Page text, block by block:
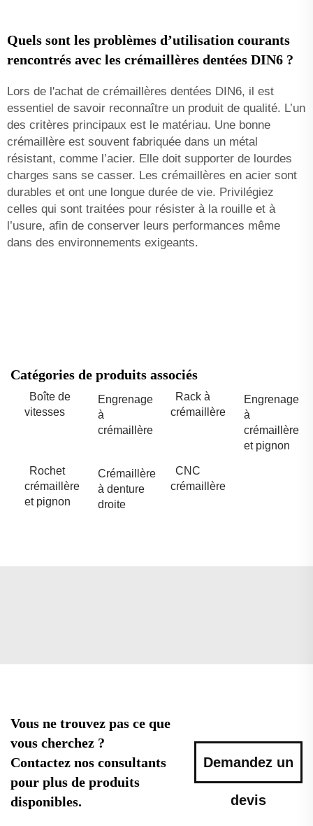
Quels sont les problèmes d’utilisation courants
rencontrés avec les crémaillères dentées DIN6 ?
Lors de l'achat de crémaillères dentées DIN6, il est
essentiel de savoir reconnaître un produit de qualité. L’un
des critères principaux est le matériau. Une bonne
crémaillère est souvent fabriquée dans un métal
résistant, comme l’acier. Elle doit supporter de lourdes
charges sans se casser. Les crémaillères en acier sont
durables et ont une longue durée de vie. Privilégiez
celles qui sont traitées pour résister à la rouille et à
l’usure, afin de conserver leurs performances même
dans des environnements exigeants.
Catégories de produits associés
Boîte de
vitesses
Engrenage
à
crémaillère
Rack à
crémaillère
Engrenage
à
crémaillère
et pignon
Rochet
crémaillère
et pignon
Crémaillère
à denture
droite
CNC
crémaillère
Vous ne trouvez pas ce que
vous cherchez ?
Contactez nos consultants
pour plus de produits
disponibles.
Demandez un
devis